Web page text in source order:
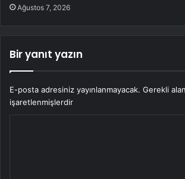
Ağustos 7, 2026
Bir yanıt yazın
E-posta adresiniz yayınlanmayacak. Gerekli
işaretlenmişlerdir